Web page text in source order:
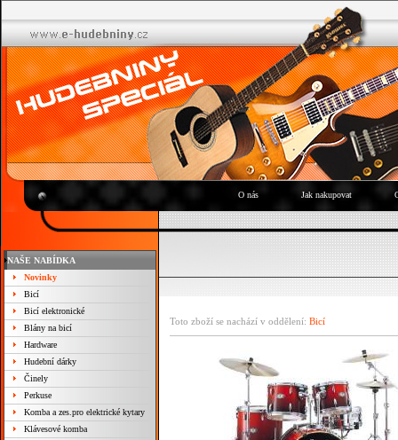
O nás Jak nakupovat
NAŠE NABÍDKA
Novinky
Bicí
Bicí elektronické
Blány na bicí
Hardware
Hudební dárky
Činely
Perkuse
Komba a zes.pro elektrické kytary
Klávesové komba
Toto zboží se nachází v oddělení: Bicí